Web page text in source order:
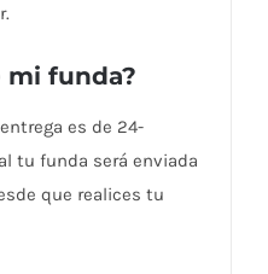
mi funda?
es de 24-
tu funda será enviada
que realices tu